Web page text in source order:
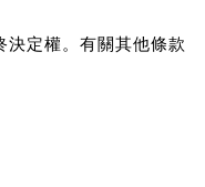
決定權。有關其他條款